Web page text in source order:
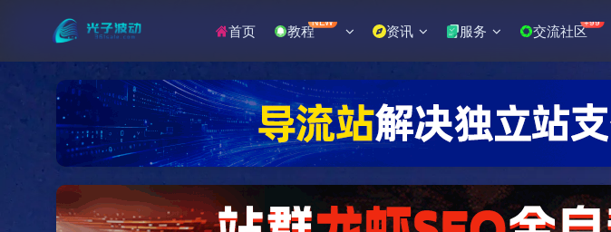
首页 教程NEW 资讯 服务 交流社区+99